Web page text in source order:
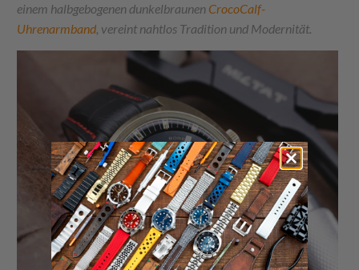
einem halbgebogenen dunkelbraunen CrocoCalf-
Uhrenarmband, vereint nahtlos Tradition und Modernität.